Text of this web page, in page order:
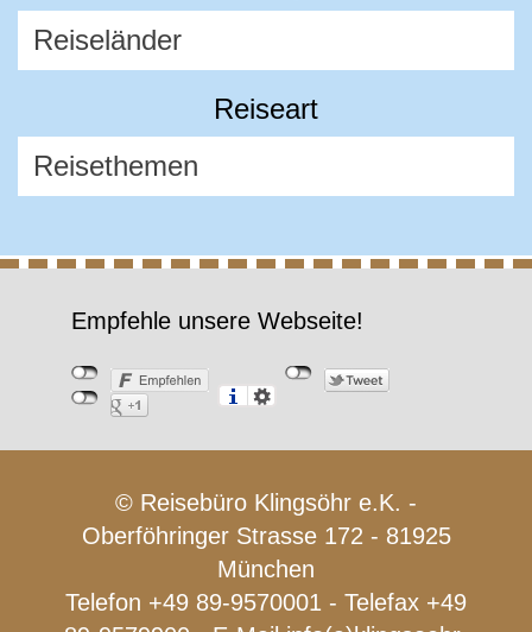
Reiseart
Empfehle unsere Webseite!
© Reisebüro Klingsöhr e.K. -
Oberföhringer Strasse 172 - 81925
München
Telefon +49 89-9570001 - Telefax +49